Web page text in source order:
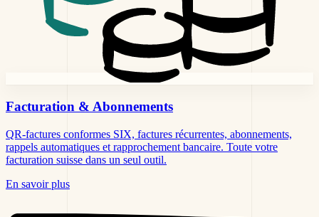
Facturation & Abonnements
QR-factures conformes SIX, factures récurrentes, abonnements,
rappels automatiques et rapprochement bancaire. Toute votre
facturation suisse dans un seul outil.
En savoir plus